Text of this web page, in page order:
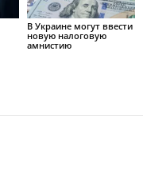
В Украине могут ввести
новую налоговую
амнистию